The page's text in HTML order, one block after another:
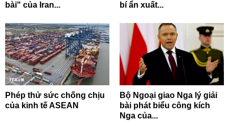
bài" của Iran...
bí ẩn xuất...
Phép thử sức chống chịu
của kinh tế ASEAN
Bộ Ngoại giao Nga lý giải
bài phát biểu công kích
Nga của...